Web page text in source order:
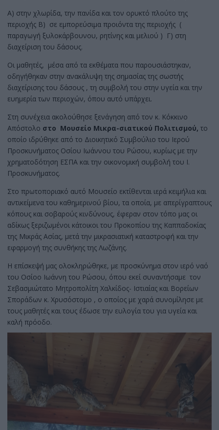
Α) στην χλωρίδα, την πανίδα και τον ορυκτό πλούτο της
περιοχής Β) σε εμπορεύσιμα προιόντα της περιοχής (
παραγωγή ξυλοκάρβουνου, ρητίνης και μελιού ) Γ) στη
διαχείριση του δάσους.
Οι μαθητές, μέσα από τα εκθέματα που παρουσιάστηκαν,
οδηγήθηκαν στην ανακάλυψη της σημασίας της σωστής
διαχείρισης του δάσους , τη συμβολή του στην υγεία και την
ευημερία των περιοχών, όπου αυτό υπάρχει.
Στη συνέχεια ακολούθησε ξενάγηση από τον κ. Κόκκινο
Απόστολο στο Μουσείο Μικρα-σιατικού Πολιτισμού, το
οποίο ιδρύθηκε από το Διοικητικό Συμβούλιο του Ιερού
Προσκυνήματος Οσίου Ιωάννου του Ρώσου, κυρίως με την
χρηματοδότηση ΕΣΠΑ και την οικονομική συμβολή του Ι.
Προσκυνήματος.
Στο πρωτοποριακό αυτό Μουσείο εκτίθενται ιερά κειμήλια και
αντικείμενα του καθημερινού βίου, τα οποία, με απερίγραπτους
κόπους και σοβαρούς κινδύνους, έφεραν στον τόπο μας οι
αδίκως ξεριζωμένοι κάτοικοι του Προκοπίου της Καππαδοκίας
της Μικράς Ασίας, μετά την μικρασιατική καταστροφή και την
εφαρμογή της συνθήκης της Λωζάνης.
Η επίσκεψή μας ολοκληρώθηκε, με προσκύνημα στον ιερό ναό
του Οσίοο Ιωάννη του Ρώσου, όπου εκεί συναντήσαμε τον
Σεβασμιώτατο Μητροπολίτη Χαλκίδος- Ιστιαίας και Βορείων
Σποράδων κ. Χρυσόστομο , ο οποίος με χαρά συνομίλησε με
τους μαθητές και τους έδωσε την ευλογία του για υγεία και
καλή πρόοδο.